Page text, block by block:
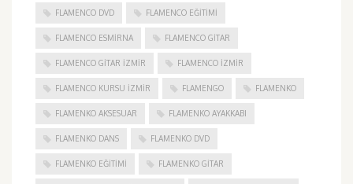
FLAMENCO DVD FLAMENCO EĞITIMI
FLAMENCO ESMIRNA FLAMENCO GITAR
FLAMENCO GITAR İZMIR FLAMENCO IZMIR
FLAMENCO KURSU İZMIR FLAMENGO FLAMENKO
FLAMENKO AKSESUAR FLAMENKO AYAKKABI
FLAMENKO DANS FLAMENKO DVD
FLAMENKO EĞITIMI FLAMENKO GITAR